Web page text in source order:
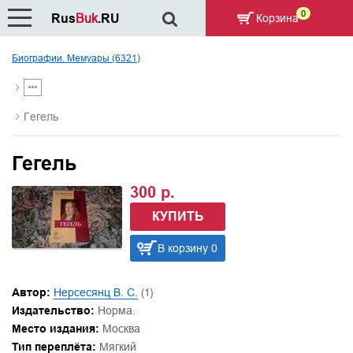
Биографии. Мемуары (6321)
Гегель
Гегель
300 р.
КУПИТЬ
В корзину 0
Автор: Нерсесянц В. С. (1)
Издательство: Норма.
Место издания: Москва
Тип переплёта: Мягкий
RusBuk.RU Корзина 0